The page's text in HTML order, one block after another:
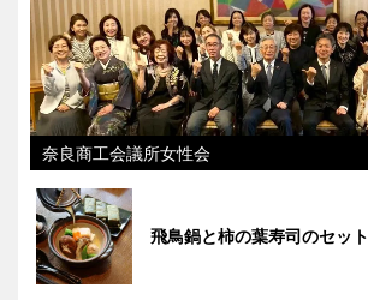
奈良商工会議所女性会
飛鳥鍋と柿の葉寿司のセット